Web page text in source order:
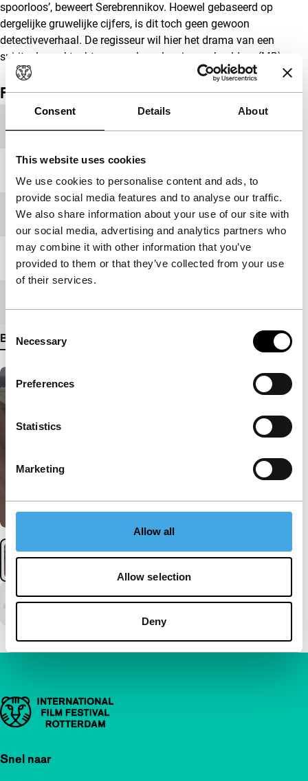
Consent Details About
This website uses cookies
We use cookies to personalise content and ads, to
provide social media features and to analyse our traffic.
We also share information about your use of our site with
our social media, advertising and analytics partners who
may combine it with other information that you’ve
provided to them or that they’ve collected from your use
of their services.
Selection
Necessary
Preferences
Statistics
Marketing
Allow all
Allow selection
Deny
spoorloos’, beweert Serebrennikov. Hoewel gebaseerd op
dergelijke gruwelijke cijfers, is dit toch geen gewoon
detectiveverhaal. De regisseur wil hier het drama van een
spirituele zoektocht en morele verlossing verbeelden.
(MB)
Film details
Festivaleditie IFFR 2009
Lengte 130'
Bekijk meer details
Belangrijke links
Snel naar